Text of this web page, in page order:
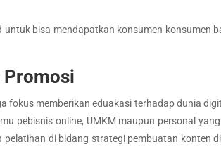
bisa mendapatkan konsumen-konsumen
Promosi
fokus memberikan eduakasi terhadap dunia
pebisnis online, UMKM maupun personal
di bidang strategi pembuatan konten